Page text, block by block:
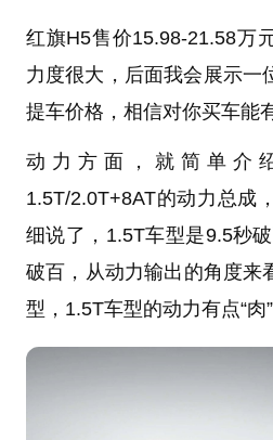
红旗H5售价15.98-21.58万
力度很大，后面我会展示一
提车价格，相信对你买车能
动力方面，就简单介
1.5T/2.0T+8AT的动力总成
细说了，1.5T车型是9.5秒
破百，从动力输出的角度来
型，1.5T车型的动力有点“肉”